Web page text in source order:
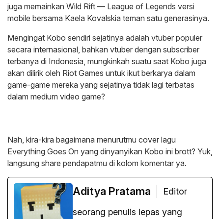
juga memainkan Wild Rift — League of Legends versi
mobile bersama Kaela Kovalskia teman satu generasinya.
Mengingat Kobo sendiri sejatinya adalah vtuber populer
secara internasional, bahkan vtuber dengan subscriber
terbanya di Indonesia, mungkinkah suatu saat Kobo juga
akan dilirik oleh Riot Games untuk ikut berkarya dalam
game-game mereka yang sejatinya tidak lagi terbatas
dalam medium video game?
Nah, kira-kira bagaimana menurutmu cover lagu
Everything Goes On yang dinyanyikan Kobo ini brott? Yuk,
langsung share pendapatmu di kolom komentar ya.
Aditya Pratama
Editor
seorang penulis lepas yang